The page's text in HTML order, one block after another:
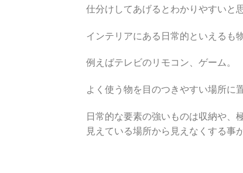
仕分けしてあげるとわかりやすいと
インテリアにある日常的といえるも
例えばテレビのリモコン、ゲーム。
よく使う物を目のつきやすい場所に
日常的な要素の強いものは収納や、
見えている場所から見えなくする事